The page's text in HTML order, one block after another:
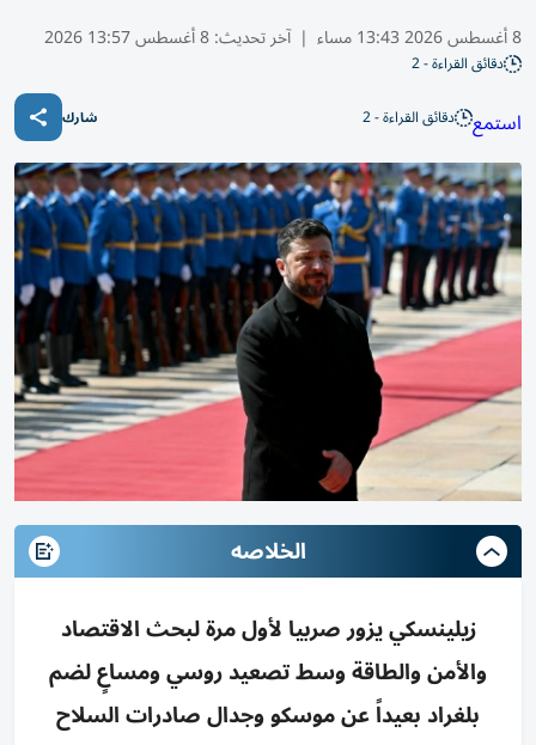
8 أغسطس 2026 13:43 مساء | آخر تحديث:8 أغسطس 13:57 2026
دقائق القراءة - 2
استمع دقائق القراءة - 2 شارك
الخلاصه
زيلينسكي يزور صربيا لأول مرة لبحث الاقتصاد
والأمن والطاقة وسط تصعيد روسي ومساعٍ لضم
بلغراد بعيداً عن موسكو وجدال صادرات السلاح